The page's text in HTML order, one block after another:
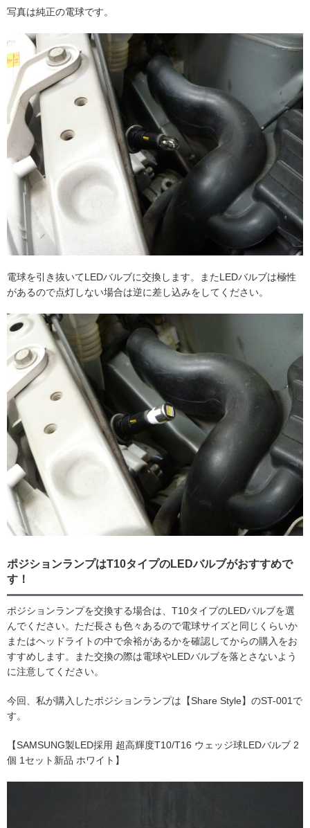
写真は純正の電球です。
電球を引き抜いてLEDバルブに交換します。またLEDバルブは極性
があるので点灯しない場合は逆に差し込みをしてください。
ポジションランプはT10タイプのLEDバルブがおすすめで
す！
ポジションランプを交換する場合は、T10タイプのLEDバルブを選
んでください。ただ長さも色々あるので電球サイズと同じくらいか
またはヘッドライトの中で余裕があるかを確認してからの購入をお
すすめします。また交換の際は電球やLEDバルブを落とさないよう
に注意してください。
今回、私が購入したポジションランプは【Share Style】のST-001で
す。
【SAMSUNG製LED採用 超高輝度T10/T16 ウェッジ球LEDバルブ 2
個 1セット新品 ホワイト】